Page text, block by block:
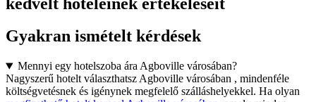
Gyakran ismételt kérdések
Mennyi egy hotelszoba ára Agboville városában?
Nagyszerű hotelt választhatsz Agboville városában , mindenféle
költségvetésnek és igénynek megfelelő szálláshelyekkel. Ha olyan